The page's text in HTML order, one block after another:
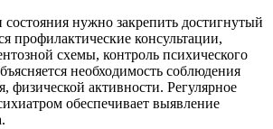
состояния нужно закрепить достигнутый
профилактические консультации,
схемы, контроль психического
необходимость соблюдения
физической активности. Регулярное
обеспечивает выявление